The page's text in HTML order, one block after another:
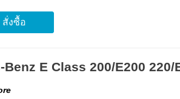
สั่งซื้อ
E Class 200/E200 220/